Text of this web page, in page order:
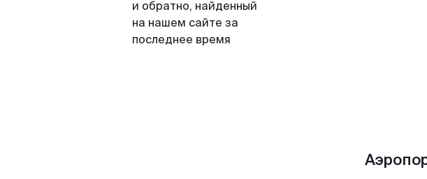
и обратно, найденный
на нашем сайте за
последнее время